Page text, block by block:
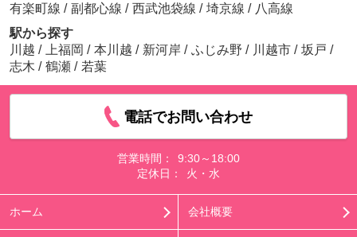
有楽町線 / 副都心線 / 西武池袋線 / 埼京線 / 八高線
駅から探す
川越 / 上福岡 / 本川越 / 新河岸 / ふじみ野 / 川越市 / 坂戸 /
志木 / 鶴瀬 / 若葉
電話でお問い合わせ
営業時間：
9:30～18:00
定休日：
火・水
ホーム 会社概要